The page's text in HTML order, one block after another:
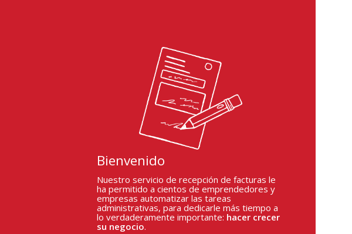
Bienvenido
Nuestro servicio de recepción de facturas le
ha permitido a cientos de emprendedores y
empresas automatizar las tareas
administrativas, para dedicarle más tiempo a
lo verdaderamente importante: hacer crecer
su negocio.